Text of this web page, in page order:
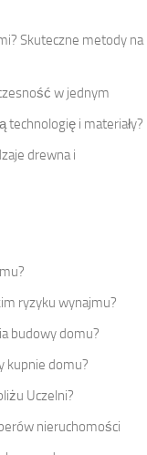
Skuteczne metody na
w jednym
technologię i materiały?
drewna i
ryzyku wynajmu?
budowy domu?
kupnie domu?
Uczelni?
nieruchomości